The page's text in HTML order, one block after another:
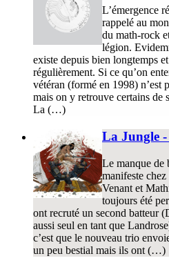
L’émergence
rappelé au
du math-rock
légion.
existe depuis bien longtemps
régulièrement. Si ce qu’on
vétéran (formé en 1998) n’est
mais on y retrouve certains de
La (…)
La Jungle
Le manque de
manifeste
Venant et
toujours été
ont recruté un second batteur
aussi seul en tant que
c’est que le nouveau trio
un peu bestial mais ils ont (…)